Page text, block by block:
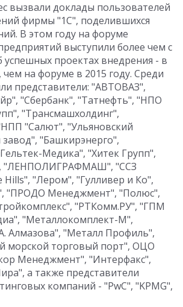
вызвали доклады пользователей
фирмы "1С", поделившихся
В этом году на форуме
выступили более чем с
успешных проектах внедрения - в
чем на форуме в 2015 году. Среди
представители: "АВТОВАЗ",
"Сбербанк", "Татнефть", "НПО
"Трансмашхолдинг",
"Салют", "Ульяновский
"Башкирэнерго",
Медика", "Хитек Групп",
"ЛЕНПОЛИГРАФМАШ", "ССЗ
"Лером", "Гулливер и Ко",
"ПРОДО Менеджмент", "Полюс",
"РТКомм.РУ", "ГПМ
"Металлокомплект-М",
Алмазова", "Металл Профиль",
морской торговый порт", ОЦО
Менеджмент", "Интерфакс",
а также представители
компаний - "PwC", "KPMG",